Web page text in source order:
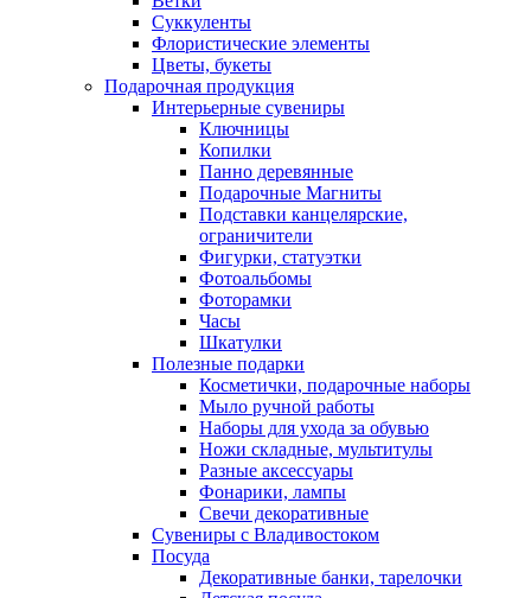
Суккуленты
Флористические элементы
Цветы, букеты
Подарочная продукция
Интерьерные сувениры
Ключницы
Копилки
Панно деревянные
Подарочные Магниты
Подставки канцелярские,
ограничители
Фигурки, статуэтки
Фотоальбомы
Фоторамки
Часы
Шкатулки
Полезные подарки
Косметички, подарочные наборы
Мыло ручной работы
Наборы для ухода за обувью
Ножи складные, мультитулы
Разные аксессуары
Фонарики, лампы
Свечи декоративные
Сувениры с Владивостоком
Посуда
Декоративные банки, тарелочки